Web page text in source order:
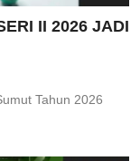
II 2026 JADI
Tahun 2026